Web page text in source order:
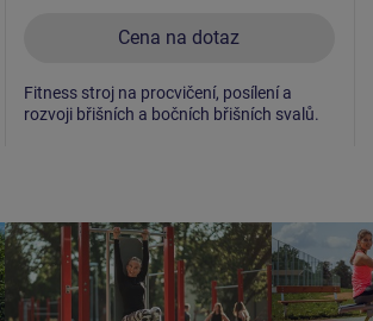
Cena na dotaz
Fitness stroj na procvičení, posílení a
rozvoji břišních a bočních břišních svalů.